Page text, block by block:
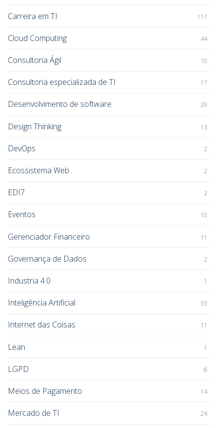
Carreira em TI 117
Cloud Computing 44
Consultoria Ágil 10
Consultoria especializada de TI 17
Desenvolvimento de software 29
Design Thinking 13
DevOps 2
Ecossistema Web 2
EDI7 2
Eventos 10
Gerenciador Financeiro 11
Governança de Dados 2
Industria 4.0 1
Inteligência Artificial 33
Internet das Coisas 11
Lean 1
LGPD 8
Meios de Pagamento 14
Mercado de TI 24